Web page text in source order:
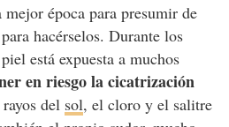
época para presumir de
hacérselos. Durante los
está expuesta a muchos
en riesgo la cicatrización
del sol, el cloro y el salitre